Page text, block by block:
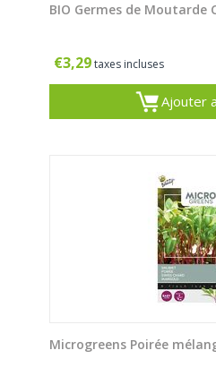
BIO Germes de Moutarde
€3,29taxes incluses
Ajouter
Microgreens Poirée